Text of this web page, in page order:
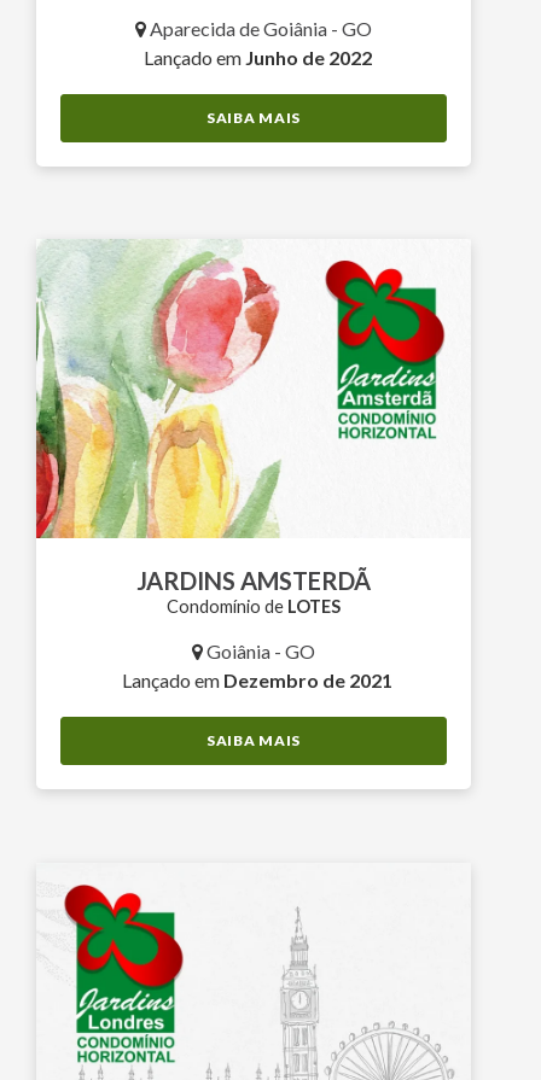
Aparecida de Goiânia - GO
Lançado em Junho de 2022
SAIBA MAIS
JARDINS AMSTERDÃ
Condomínio de LOTES
Goiânia - GO
Lançado em Dezembro de 2021
SAIBA MAIS